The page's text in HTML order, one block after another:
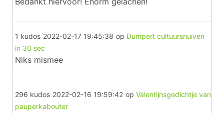
1 kudos 2022-02-17 19:45:38 op Dumpert cultuursnuiven
in 30 sec
Niks mismee
296 kudos 2022-02-16 19:59:42 op Valentijnsgedichtje van
pauperkabouter